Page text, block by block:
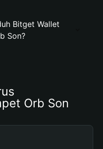
Bitget Wallet
Son?
Orb Son